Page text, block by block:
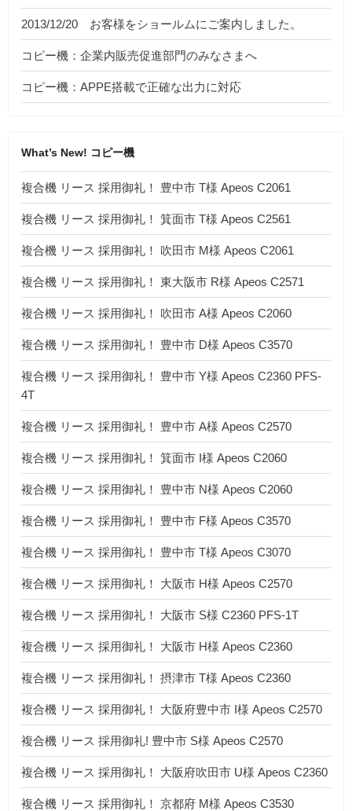
2013/12/20 お客様をショールムにご案内しました。
コピー機：企業内販売促進部門のみなさまへ
コピー機：APPE搭載で正確な出力に対応
What’s New! コピー機
複合機 リース 採用御礼！ 豊中市 T様 Apeos C2061
複合機 リース 採用御礼！ 箕面市 T様 Apeos C2561
複合機 リース 採用御礼！ 吹田市 M様 Apeos C2061
複合機 リース 採用御礼！ 東大阪市 R様 Apeos C2571
複合機 リース 採用御礼！ 吹田市 A様 Apeos C2060
複合機 リース 採用御礼！ 豊中市 D様 Apeos C3570
複合機 リース 採用御礼！ 豊中市 Y様 Apeos C2360 PFS-
4T
複合機 リース 採用御礼！ 豊中市 A様 Apeos C2570
複合機 リース 採用御礼！ 箕面市 I様 Apeos C2060
複合機 リース 採用御礼！ 豊中市 N様 Apeos C2060
複合機 リース 採用御礼！ 豊中市 F様 Apeos C3570
複合機 リース 採用御礼！ 豊中市 T様 Apeos C3070
複合機 リース 採用御礼！ 大阪市 H様 Apeos C2570
複合機 リース 採用御礼！ 大阪市 S様 C2360 PFS-1T
複合機 リース 採用御礼！ 大阪市 H様 Apeos C2360
複合機 リース 採用御礼！ 摂津市 T様 Apeos C2360
複合機 リース 採用御礼！ 大阪府豊中市 I様 Apeos C2570
複合機 リース 採用御礼! 豊中市 S様 Apeos C2570
複合機 リース 採用御礼！ 大阪府吹田市 U様 Apeos C2360
複合機 リース 採用御礼！ 京都府 M様 Apeos C3530